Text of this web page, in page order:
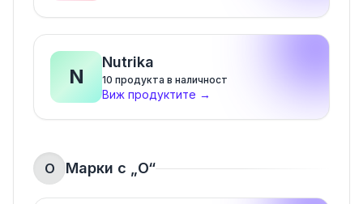
N
Nutrika
10 продукта в наличност
Виж продуктите →
O Марки с „ O“